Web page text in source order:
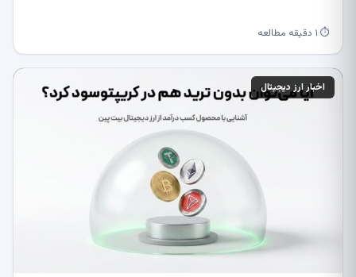
⏱ ۱ دقیقه مطالعه
اخبار ارز دیجیتال